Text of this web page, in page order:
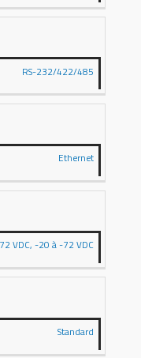
RS-232/422/485
Ethernet
VDC, -20 à -72 VDC
Standard